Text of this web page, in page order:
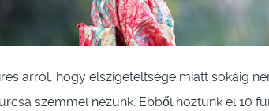
arról, hogy elszigeteltsége miatt sokáig
szemmel nézünk. Ebből hoztunk el 10